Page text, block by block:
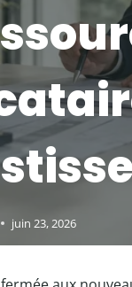
juin 23, 2026